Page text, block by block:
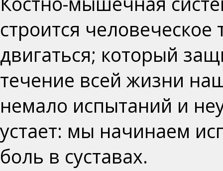
строится
двигаться; который
течение всей жизни
немало испытаний и
устает: мы начинаем
боль в суставах.